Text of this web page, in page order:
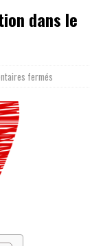
dans le
fermés